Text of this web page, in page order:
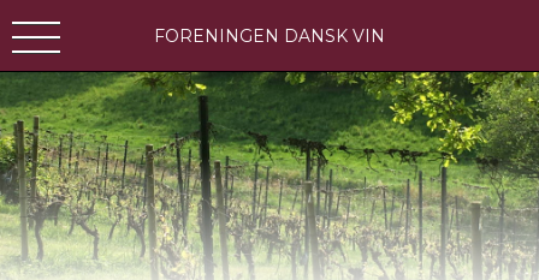
FORENINGEN DANSK VIN